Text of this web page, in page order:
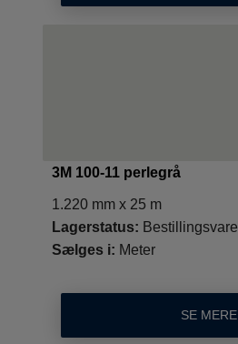
3M 100-11 perlegrå
1.220 mm x 25 m
Lagerstatus: Bestillingsvare
Sælges i: Meter
SE MERE